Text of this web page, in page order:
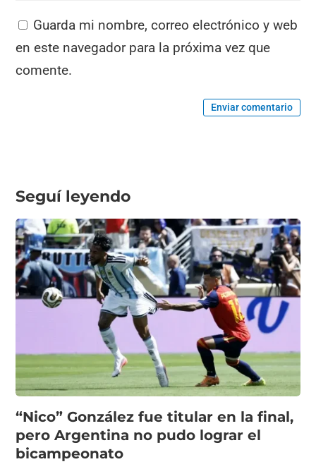
Guarda mi nombre, correo electrónico y web
en este navegador para la próxima vez que
comente.
Enviar comentario
Seguí leyendo
“Nico” González fue titular en la final,
pero Argentina no pudo lograr el
bicampeonato